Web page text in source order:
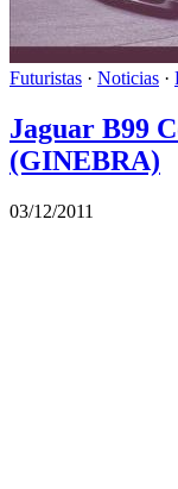
Futuristas · Noticias ·
Jaguar B99
(GINEBRA)
03/12/2011